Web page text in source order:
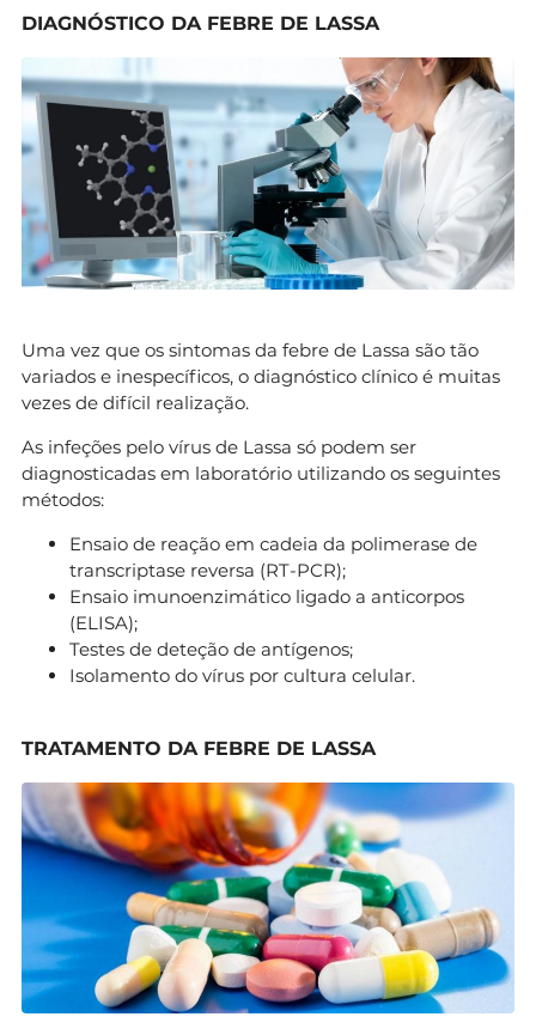
DIAGNÓSTICO DA FEBRE DE LASSA
Uma vez que os sintomas da febre de Lassa são tão
variados e inespecíficos, o diagnóstico clínico é muitas
vezes de difícil realização.
As infeções pelo vírus de Lassa só podem ser
diagnosticadas em laboratório utilizando os seguintes
métodos:
Ensaio de reação em cadeia da polimerase de
transcriptase reversa (RT-PCR);
Ensaio imunoenzimático ligado a anticorpos
(ELISA);
Testes de deteção de antígenos;
Isolamento do vírus por cultura celular.
TRATAMENTO DA FEBRE DE LASSA